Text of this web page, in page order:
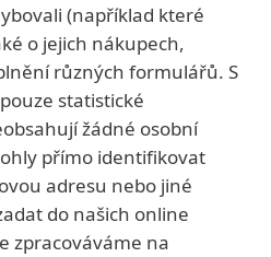
(například které
o jejich nákupech,
různých formulářů. S
statistické
žádné osobní
přímo identifikovat
adresu nebo jiné
do našich online
zpracováváme na